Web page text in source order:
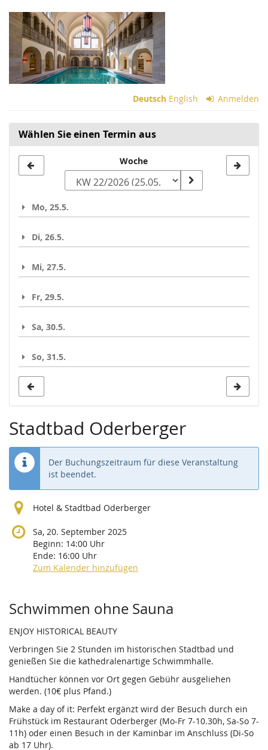
Zum
Haupt-
Inhalt
springen
Deutsch English Anmelden
Wählen Sie einen Termin aus
zur
auswählen
Woche
Mo, 25.5.
Di, 26.5.
Mi, 27.5.
Fr, 29.5.
Sa, 30.5.
So, 31.5.
Stadtbad Oderberger
Der Buchungszeitraum für diese Veranstaltung
ist beendet.
Hotel & Stadtbad Oderberger
Sa, 20. September 2025
Beginn: 14:00 Uhr
Ende: 16:00 Uhr
Zum Kalender hinzufügen
Produkte
Schwimmen ohne Sauna
ENJOY HISTORICAL BEAUTY
Verbringen Sie 2 Stunden im historischen Stadtbad und
genießen Sie die kathedralenartige Schwimmhalle.
Handtücher können vor Ort gegen Gebühr ausgeliehen
werden. (10€ plus Pfand.)
Make a day of it: Perfekt ergänzt wird der Besuch durch ein
Frühstück im Restaurant Oderberger (Mo-Fr 7-10.30h, Sa-So 7-
11h) oder einen Besuch in der Kaminbar im Anschluss (Di-So
ab 17 Uhr).